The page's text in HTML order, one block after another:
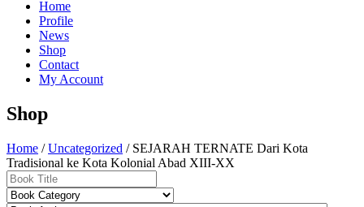
Home
Profile
News
Shop
Contact
My Account
Shop
Home /Uncategorized / SEJARAH TERNATE Dari Kota
Tradisional ke Kota Kolonial Abad XIII-XX